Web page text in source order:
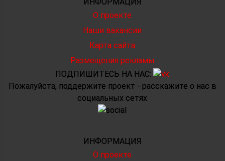
О проекте
Наши вакансии
Карта сайта
Размещения рекламы
ПОДПИШИТЕСЬ НА НАС:
Пожалуйста, поддержите проект - расскажите о нас в
социальных сетях
ИНФОРМАЦИЯ
О проекте